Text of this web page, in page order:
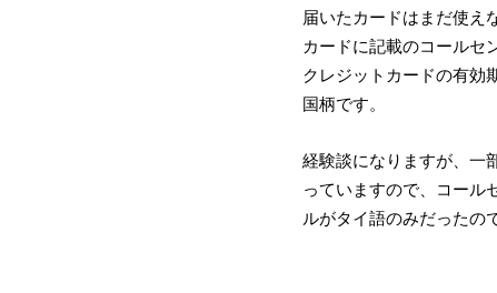
届いたカードはまだ使え
カードに記載のコールセ
クレジットカードの有効
国柄です。
経験談になりますが、一
っていますので、コール
ルがタイ語のみだったの